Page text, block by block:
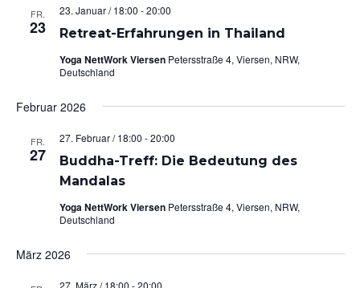
FR.
23 Retreat-Erfahrungen in Thailand
23. Januar / 18:00 -20:00
Yoga NettWork Viersen Petersstraße 4, Viersen, NRW,
Deutschland
Februar 2026
FR.
27
Buddha-Treff: Die Bedeutung des
Mandalas
27. Februar / 18:00 -20:00
Yoga NettWork Viersen Petersstraße 4, Viersen, NRW,
Deutschland
März 2026
27. März / 18:00 -20:00